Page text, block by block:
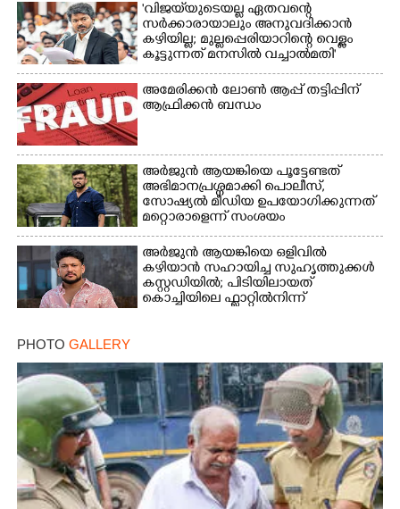
'വിജയ്‌യുടെയല്ല ഏതവന്റെ
സർക്കാരായാലും അനുവദിക്കാൻ
കഴിയില്ല; മുല്ലപ്പെരിയാറിന്റെ വെള്ളം
കൂട്ടുന്നത് മനസിൽ വച്ചാൽമതി'
അമേരിക്കൻ ലോൺ ആപ്പ് തട്ടിപ്പിന്
ആഫ്രിക്കൻ ബന്ധം
അർജുൻ ആയങ്കിയെ പൂട്ടേണ്ടത്
അഭിമാനപ്രശ്നമാക്കി പൊലീസ്,
സാേഷ്യൽ മീഡിയ ഉപയോഗിക്കുന്നത്
മറ്റൊരാളെന്ന് സംശയം
അർജുൻ ആയങ്കിയെ ഒളിവിൽ
കഴിയാൻ സഹായിച്ച സുഹൃത്തുക്കൾ
കസ്റ്റഡിയിൽ; പിടിയിലായത്
കൊച്ചിയിലെ ഫ്ലാറ്റിൽനിന്ന്
PHOTO GALLERY